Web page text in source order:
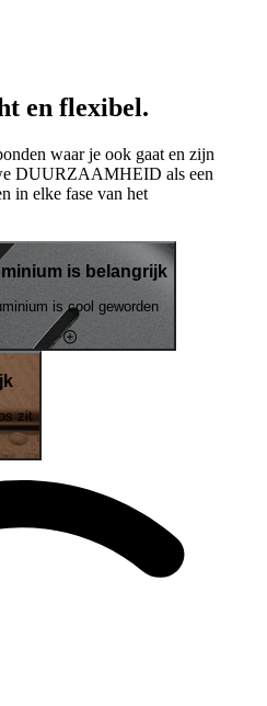
en flexibel.
waar je ook gaat en zijn
DUURZAAMHEID als een
in elke fase van het
is belangrijk
is cool geworden
zit